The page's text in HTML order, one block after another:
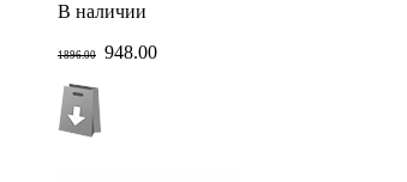
В наличии
1896.00 948.00